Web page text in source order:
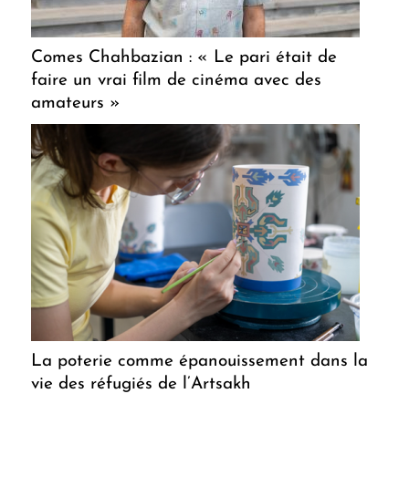
Comes Chahbazian : « Le pari était de
faire un vrai film de cinéma avec des
amateurs »
La poterie comme épanouissement dans la
vie des réfugiés de l’Artsakh